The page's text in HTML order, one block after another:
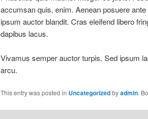
accumsan quis, enim. Aenean posuere
ipsum auctor blandit. Cras eleifend libero
dapibus lacus.
Vivamus semper auctor turpis. Sed ipsum
arcu.
This entry was posted in Uncategorizedbyadmin.